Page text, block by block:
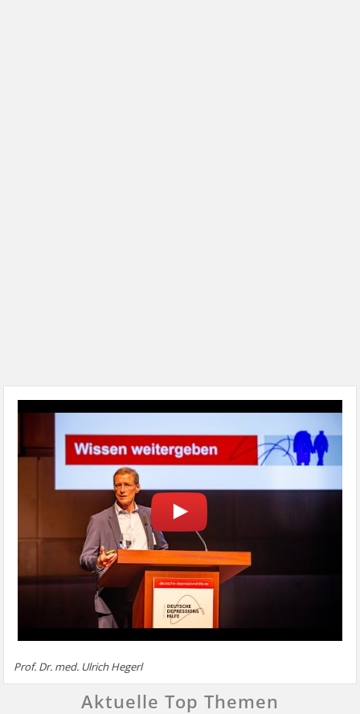
Prof. Dr. med. Ulrich Hegerl
Aktuelle Top Themen